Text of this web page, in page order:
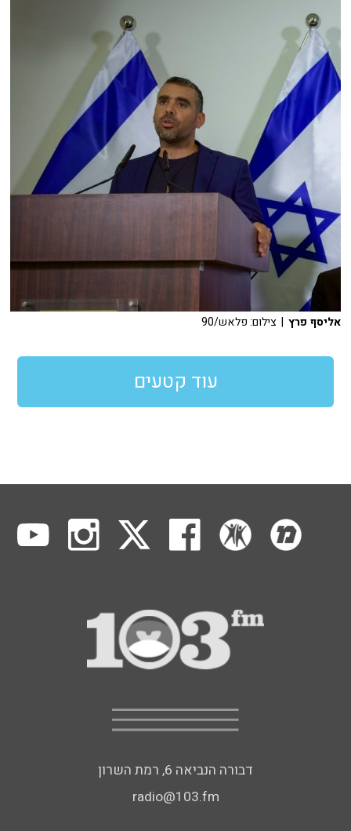
אליסף פרץ | צילום: פלאש/90
עוד קטעים
דבורה הנביאה 6, רמת השרון
radio@103.fm